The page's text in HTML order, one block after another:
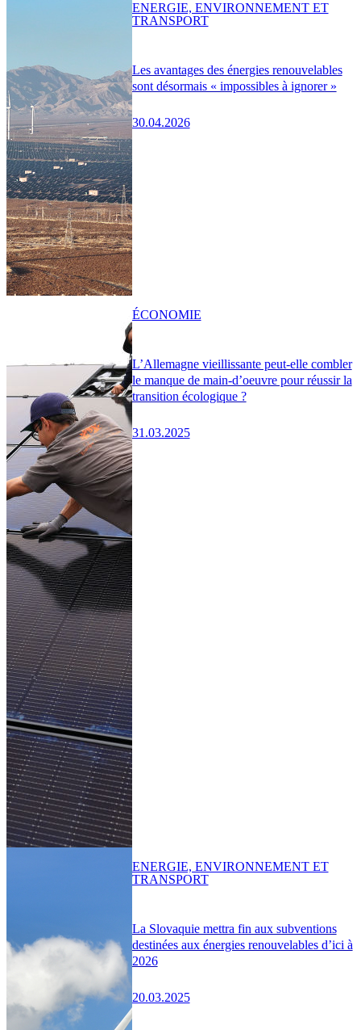
Les avantages des énergies renouvelables
sont désormais « impossibles à ignorer »
30.04.2026
ENERGIE, ENVIRONNEMENT ET
TRANSPORT
L’Allemagne vieillissante peut-elle combler
le manque de main-d’oeuvre pour réussir la
transition écologique ?
31.03.2025
ÉCONOMIE
La Slovaquie mettra fin aux subventions
destinées aux énergies renouvelables d’ici à
2026
20.03.2025
ENERGIE, ENVIRONNEMENT ET
TRANSPORT